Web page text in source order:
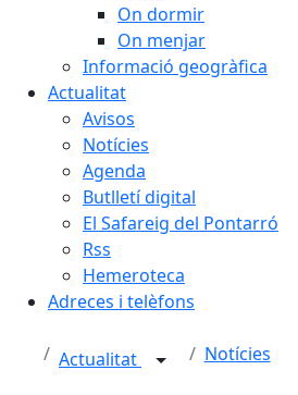
On dormir
On menjar
Informació geogràfica
Actualitat
Avisos
Notícies
Agenda
Butlletí digital
El Safareig del Pontarró
Rss
Hemeroteca
Adreces i telèfons
Actualitat Notícies